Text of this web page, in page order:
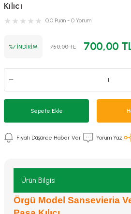
Kılıcı
0.0 Puan - 0 Yorum
%7 İNDİRİM 750,00 TL 700,00
Sepete Ekle
Fiyatı Düşünce Haber Ver Yorum Yaz
Ürün Bilgisi
Örgü Model Sansevieria